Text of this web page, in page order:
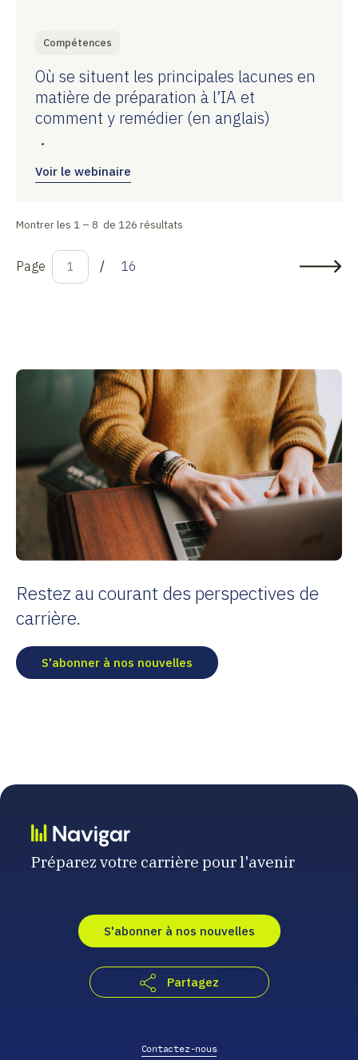
Compétences
Où se situent les principales lacunes en
matière de préparation à l’IA et
comment y remédier (en anglais)
•
Voir le webinaire
Montrer les 1 – 8 de 126 résultats
Page 1 / 16
Restez au courant des perspectives de
carrière.
S'abonner à nos nouvelles
Préparez votre carrière pour l'avenir
S'abonner à nos nouvelles
Partagez
Contactez-nous